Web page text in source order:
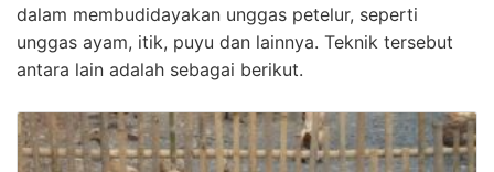
dalam membudidayakan unggas petelur, seperti
unggas ayam, itik, puyu dan lainnya. Teknik tersebut
antara lain adalah sebagai berikut.